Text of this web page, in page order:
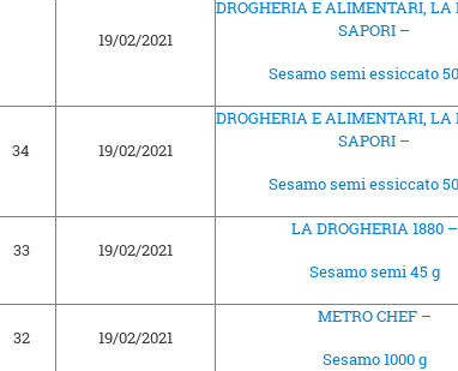
19/02/2021
DROGHERIA E ALIMENTARI, LA
SAPORI –
Sesamo semi essiccato
34 19/02/2021
DROGHERIA E ALIMENTARI, LA
SAPORI –
Sesamo semi essiccato
33 19/02/2021
LA DROGHERIA 1880 –
Sesamo semi 45 g
32 19/02/2021
METRO CHEF –
Sesamo 1000 g